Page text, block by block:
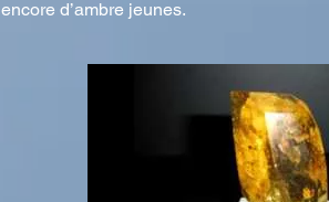
encore d’ambre jeunes.